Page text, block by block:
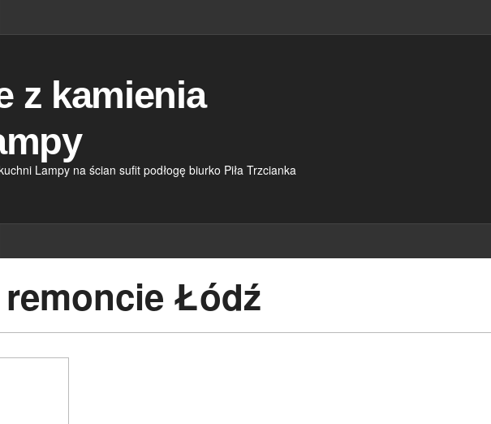
z kamienia
Lampy na ścian sufit podłogę biurko Piła Trzcianka
Łódź